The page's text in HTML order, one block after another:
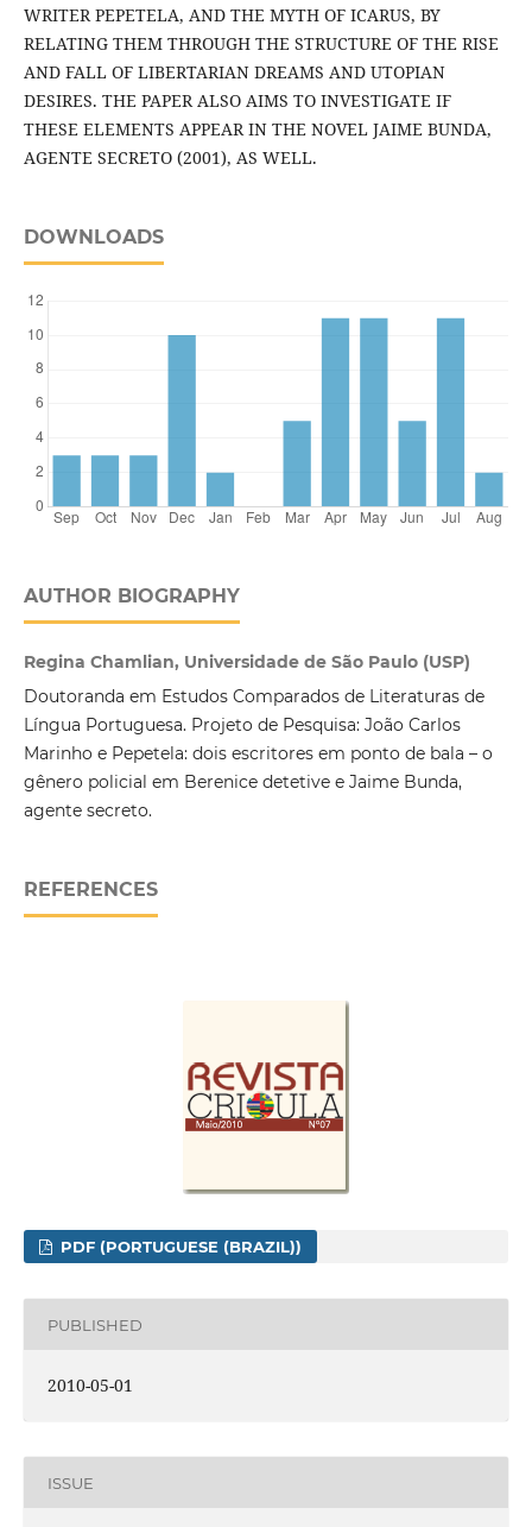
WRITER PEPETELA, AND THE MYTH OF ICARUS, BY
RELATING THEM THROUGH THE STRUCTURE OF THE RISE
AND FALL OF LIBERTARIAN DREAMS AND UTOPIAN
DESIRES. THE PAPER ALSO AIMS TO INVESTIGATE IF
THESE ELEMENTS APPEAR IN THE NOVEL JAIME BUNDA,
AGENTE SECRETO (2001), AS WELL.
DOWNLOADS
AUTHOR BIOGRAPHY
Regina Chamlian, Universidade de São Paulo (USP)
Doutoranda em Estudos Comparados de Literaturas de
Língua Portuguesa. Projeto de Pesquisa: João Carlos
Marinho e Pepetela: dois escritores em ponto de bala – o
gênero policial em Berenice detetive e Jaime Bunda,
agente secreto.
REFERENCES
PDF (PORTUGUESE (BRAZIL))
PUBLISHED
2010-05-01
ISSUE